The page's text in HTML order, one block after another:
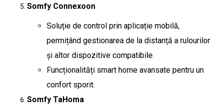
Somfy Connexoon
Soluție de control prin aplicație mobilă,
permițând gestionarea de la distanță a rulourilor
și altor dispozitive compatibile.
Funcționalități smart home avansate pentru un
confort sporit.
Somfy TaHoma